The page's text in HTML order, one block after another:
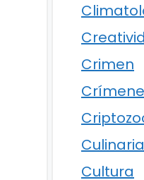
Crimen
Culinaria
Cultura